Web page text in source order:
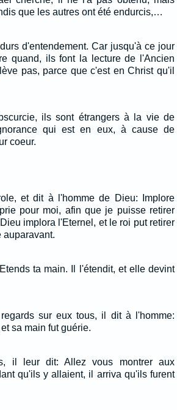
que les autres ont été endurcis,…
d'entendement. Car jusqu'à ce jour
quand, ils font la lecture de l'Ancien
pas, parce que c'est en Christ qu'il
ils sont étrangers à la vie de
qui est en eux, à cause de
coeur.
et dit à l'homme de Dieu: Implore
pour moi, afin que je puisse retirer
implora l'Eternel, et le roi put retirer
auparavant.
ta main. Il l'étendit, et elle devint
sur eux tous, il dit à l'homme:
sa main fut guérie.
il leur dit: Allez vous montrer aux
qu'ils y allaient, il arriva qu'ils furent